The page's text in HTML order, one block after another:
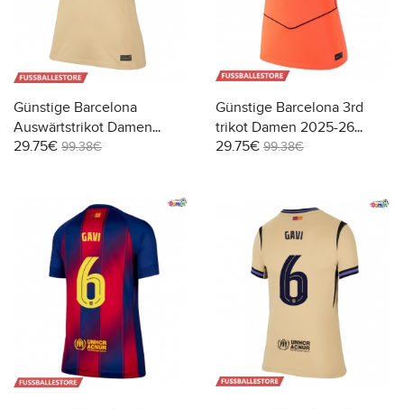
Günstige Barcelona
Auswärtstrikot Damen
2025-26 Kurzarm
29.75€ 99.38€
Günstige Barcelona 3rd
trikot Damen 2025-26
Kurzarm
29.75€ 99.38€